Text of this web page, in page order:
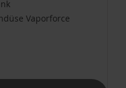
Vaporforce